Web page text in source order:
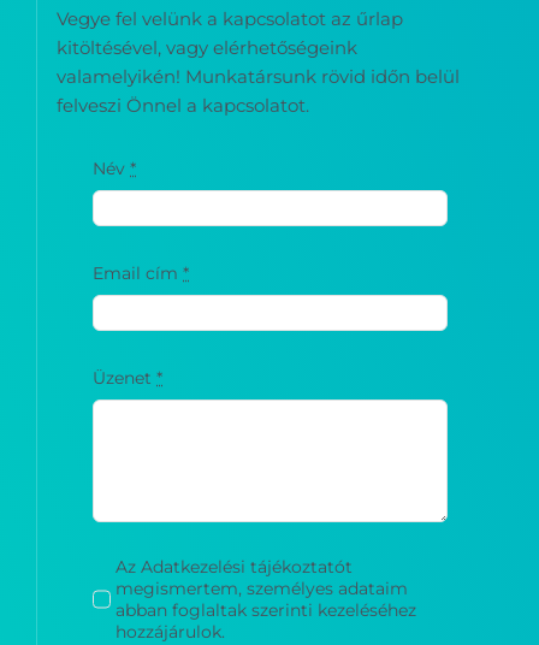
Vegye fel velünk a kapcsolatot az űrlap
kitöltésével, vagy elérhetőségeink
valamelyikén! Munkatársunk rövid időn belül
felveszi Önnel a kapcsolatot.
Név*
Email cím*
Üzenet*
Az Adatkezelési tájékoztatót
megismertem, személyes adataim
abban foglaltak szerinti kezeléséhez
hozzájárulok.